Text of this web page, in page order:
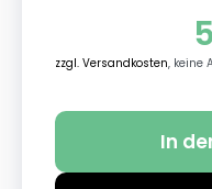
zzgl. Versandkosten, keine
In